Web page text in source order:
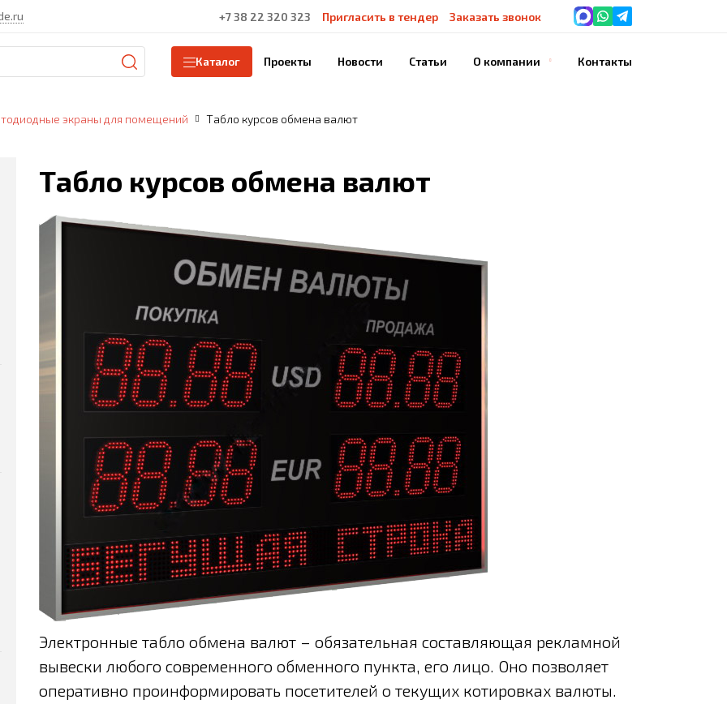
+7 38 22 320 323 Пригласить в тендер Заказать звонок
Каталог Проекты Новости Статьи О компании Контакты
экраны для помещений Табло курсов обмена валют
Табло курсов обмена валют
Электронные табло обмена валют – обязательная составляющая рекламной
вывески любого современного обменного пункта, его лицо. Оно позволяет
оперативно проинформировать посетителей о текущих котировках валюты.